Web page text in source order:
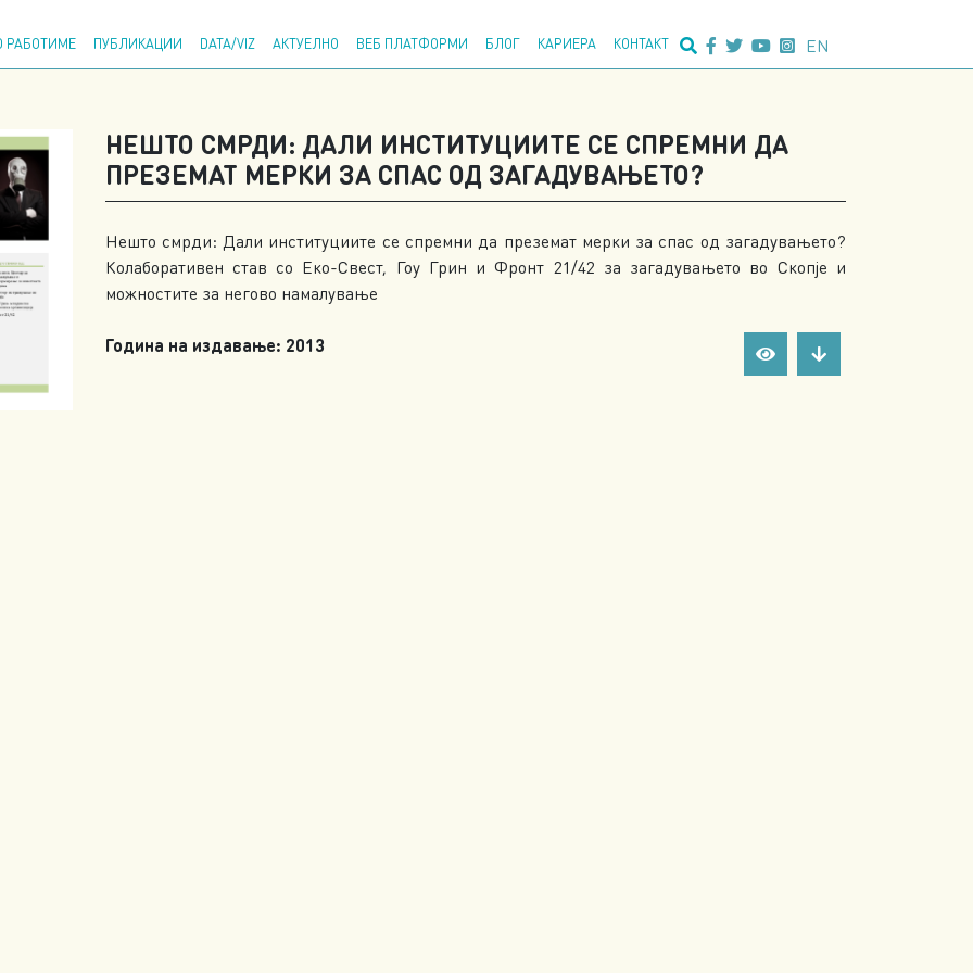
РАБОТИМЕ ПУБЛИКАЦИИ DATA/VIZ АКТУЕЛНО ВЕБ ПЛАТФОРМИ БЛОГ КАРИЕРА КОНТАКТ EN
НЕШТО СМРДИ: ДАЛИ ИНСТИТУЦИИТЕ СЕ СПРЕМНИ ДА
ПРЕЗЕМАТ МЕРКИ ЗА СПАС ОД ЗАГАДУВАЊЕТО?
Нешто смрди: Дали институциите се спремни да преземат мерки за спас од загадувањето?
Колаборативен став со Еко-Свест, Гоу Грин и Фронт 21/42 за загадувањето во Скопје и
можностите за негово намалување
Година на издавање: 2013